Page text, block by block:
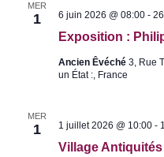
MER
1
Exposition :
6 juin 2026 @ 08:00-
Ancien Êvéché 3, Rue
un État :, France
MER
1
Village
1 juillet 2026 @ 10:00-